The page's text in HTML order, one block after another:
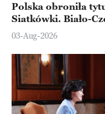
Polska obroniła
Siatkówki. Biało-
Ningbo
03-Aug-2026